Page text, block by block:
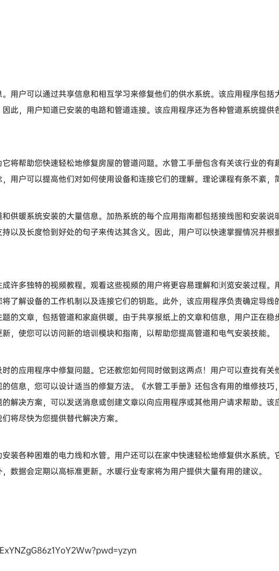
用户可以通过共享信息和相互学习来修复他们的供水系统。该应用程序包括
此，用户知道已安装的电路和管道连接。该应用程序还为各种管道系统提供
将帮助您快速轻松地修复房屋的管道问题。水管工手册包含有关该行业的有
用户可以提高他们对如何使用设备和连接它们的理解。理论课程有条不紊，
供暖系统安装的大量信息。加热系统的每个应用指南都包括接线图和安装说
以及长度恰到好处的句子来传达其含义。因此，用户可以快速掌握情况并根
许多独特的视频教程。观看这些视频的用户将更容易理解和浏览安装过程。
了解设备的工作机制以及连接它们的钥匙。此外，该应用程序负责确定导线
的文章，包括管道和家庭供暖。由于共享报纸上的文章和信息，用户正在稳
，使您可以访问新的培训模块和指南，以帮助您提高管道和电气安装技能。
的应用程序中修复问题。它还教您如何同时做到这两点！用户可以查找有关
信息，您可以设计适当的修复方法。《水管工手册》还包含有用的维修技巧
解决方案，可以发送消息或创建文章以向应用程序或其他用户请求帮助。该
将尽快为您提供替代解决方案。
装各种困难的电力线和水管。用户还可以在家中快速轻松地修复供水系统。
数据会定期以高标准更新。水暖行业专家将为用户提供大量有用的建议。